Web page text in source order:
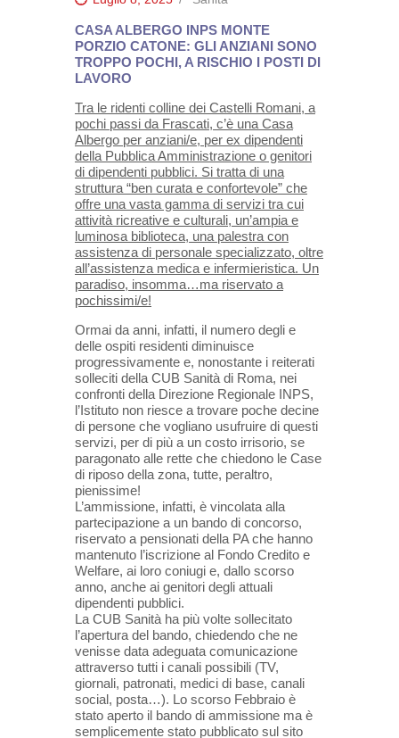
CASA ALBERGO INPS MONTE
PORZIO CATONE: GLI ANZIANI SONO
TROPPO POCHI, A RISCHIO I POSTI DI
LAVORO
Tra le ridenti colline dei Castelli Romani, a
pochi passi da Frascati, c’è una Casa
Albergo per anziani/e, per ex dipendenti
della Pubblica Amministrazione o genitori
di dipendenti pubblici. Si tratta di una
struttura “ben curata e confortevole” che
offre una vasta gamma di servizi tra cui
attività ricreative e culturali, un’ampia e
luminosa biblioteca, una palestra con
assistenza di personale specializzato, oltre
all’assistenza medica e infermieristica. Un
paradiso, insomma…ma riservato a
pochissimi/e!
Ormai da anni, infatti, il numero degli e
delle ospiti residenti diminuisce
progressivamente e, nonostante i reiterati
solleciti della CUB Sanità di Roma, nei
confronti della Direzione Regionale INPS,
l’Istituto non riesce a trovare poche decine
di persone che vogliano usufruire di questi
servizi, per di più a un costo irrisorio, se
paragonato alle rette che chiedono le Case
di riposo della zona, tutte, peraltro,
pienissime!
L’ammissione, infatti, è vincolata alla
partecipazione a un bando di concorso,
riservato a pensionati della PA che hanno
mantenuto l’iscrizione al Fondo Credito e
Welfare, ai loro coniugi e, dallo scorso
anno, anche ai genitori degli attuali
dipendenti pubblici.
La CUB Sanità ha più volte sollecitato
l’apertura del bando, chiedendo che ne
venisse data adeguata comunicazione
attraverso tutti i canali possibili (TV,
giornali, patronati, medici di base, canali
social, posta…). Lo scorso Febbraio è
stato aperto il bando di ammissione ma è
semplicemente stato pubblicato sul sito